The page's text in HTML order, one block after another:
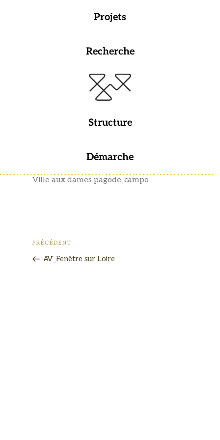
Projets
Recherche
Structure
Démarche
Ville aux dames pagode_campo
PRÉCÉDENT
AV_Fenêtre sur Loire